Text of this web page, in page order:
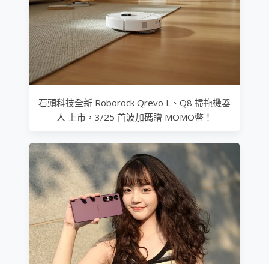
石頭科技全新 Roborock Qrevo L、Q8 掃拖機器
人 上市，3/25 首波加碼贈 MOMO幣！